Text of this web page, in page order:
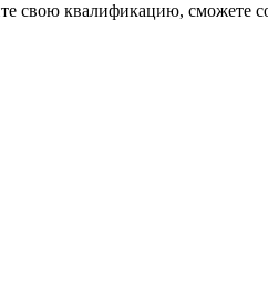
свою квалификацию, сможете